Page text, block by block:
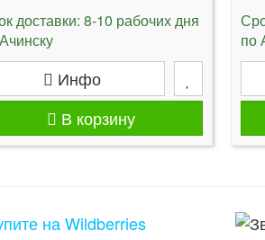
доставки: 8-10 рабочих дня
Инфо
В корзину
по